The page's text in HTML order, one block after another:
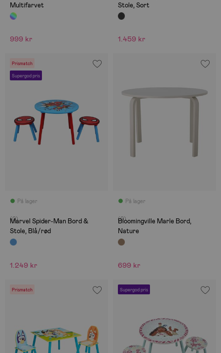
Multifarvet
999 kr
Stole, Sort
1.459 kr
Prismatch
Supergod pris
På lager
(0)
Marvel Spider-Man Bord &
Stole, Blå/rød
1.249 kr
På lager
(0)
Bloomingville Marle Bord,
Nature
699 kr
Prismatch Supergod pris